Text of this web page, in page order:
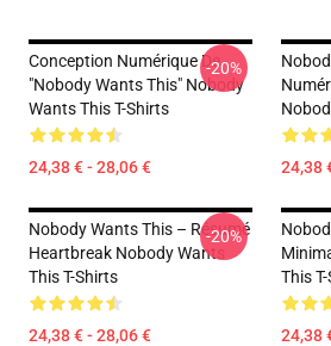
Conception Numérique De
"Nobody Wants This" Nobody
Wants This T-Shirts
24,38 € - 28,06 €
-20%
24,38
Nobody Wants This – Résumé
Heartbreak Nobody Wants
This T-Shirts
24,38 € - 28,06 €
-20%
This
24,38